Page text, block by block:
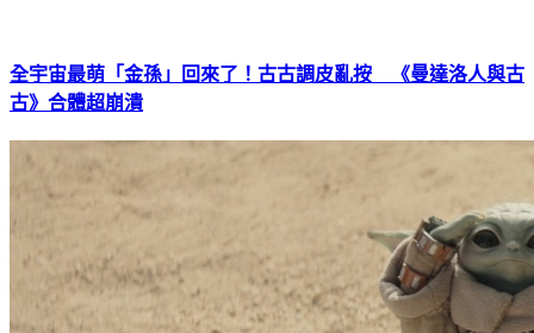
全宇宙最萌「金孫」回來了！古古調皮亂按 《曼達洛人與古
古》合體超崩潰